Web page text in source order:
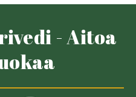
- Aitoa